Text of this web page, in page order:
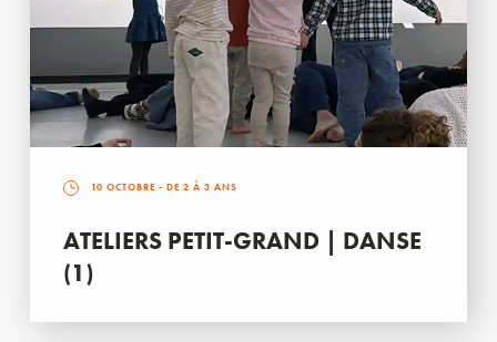
10 OCTOBRE - DE 2 À 3 ANS
ATELIERS PETIT-GRAND | DANSE
(1)